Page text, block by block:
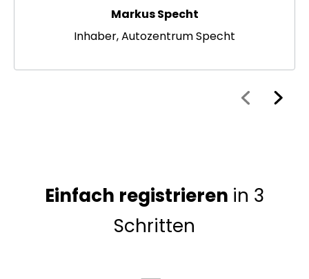
Markus Specht
Inhaber, Autozentrum Specht
Einfach registrieren in 3
Schritten